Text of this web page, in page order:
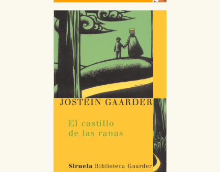
Estas cookies se utilizan para mejorar su experiencia
de navegación y optimizar el funcionamiento de
nuestro sitio web. Almacenan configuraciones de
servicios para que no tenga que reconfigurarlos cada
vez que nos visita. La información es agregada y, por lo
tanto, es anónima.
Cookies de publicidad y redes sociales
Estas cookies son gestionadas por nuestros socios
publicitarios y se utilizan para mostrar publicidad
relevante para sus intereses en otros sitios. No
almacenan directamente información personal sino
que se basan en la identificación única de su
navegador y dispositivo de internet.
GUARDAR CONFIGURACIÓN
Puede consultar nuestrapolítica de cookies